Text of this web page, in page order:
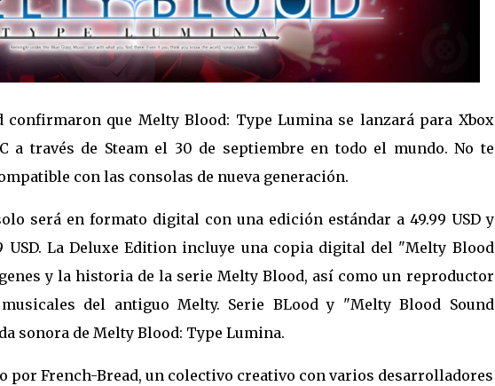
confirmaron que Melty Blood: Type Lumina se lanzará para Xbox
a través de Steam el 30 de septiembre en todo el mundo. No te
con las consolas de nueva generación.
será en formato digital con una edición estándar a 49.99 USD y
USD. La Deluxe Edition incluye una copia digital del "Melty Blood
y la historia de la serie Melty Blood, así como un reproductor
del antiguo Melty. Serie BLood y "Melty Blood Sound
sonora de Melty Blood: Type Lumina.
por French-Bread, un colectivo creativo con varios desarrolladores